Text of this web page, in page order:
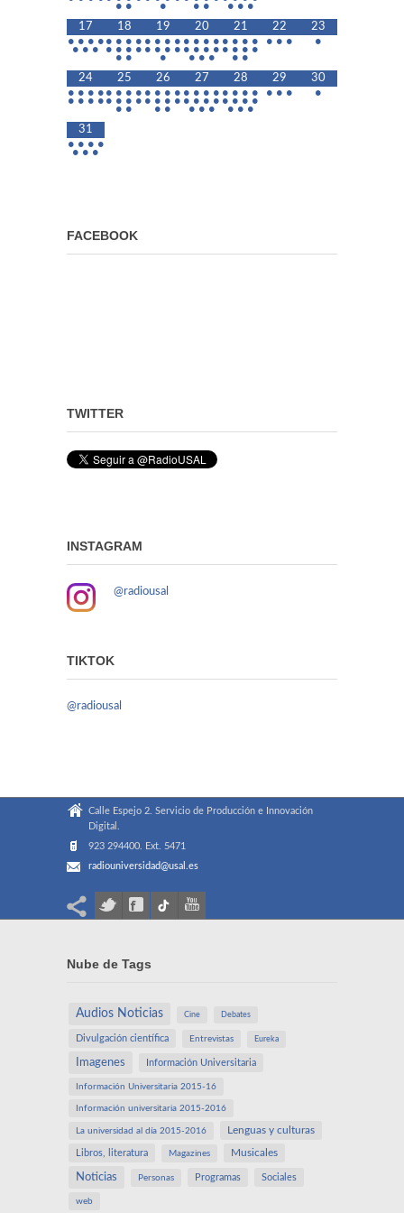
• • • • • • • •
17
• • • •
• • •
18
• • • •
• • • •
• •
19
• • • •
• • • •
•
20
• • • •
• • • •
• • •
21
• • • •
• • • •
• •
22
• • •
23
•
24
• • • •
• • • •
25
• • • •
• • • •
• •
26
• • • •
• • • •
• •
27
• • • •
• • • •
• • •
28
• • • •
• • • •
• • •
29
• • •
30
•
31
• • • •
• • •
FACEBOOK
TWITTER
INSTAGRAM
@radiousal
TIKTOK
@radiousal
Calle Espejo 2. Servicio de Producción e Innovación
Digital.
923 294400. Ext. 5471
radiouniversidad@usal.es
Nube de Tags
Audios Noticias Cine Debates
Divulgación científica Entrevistas Eureka
Imagenes Información Universitaria
Información Universitaria 2015-16
Información universitaria 2015-2016
La universidad al día 2015-2016 Lenguas y culturas
Libros, literatura Magazines Musicales
Noticias Personas Programas Sociales
web